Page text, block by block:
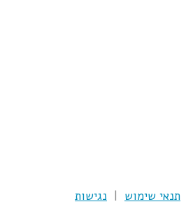
תנאי שימוש | נגישות